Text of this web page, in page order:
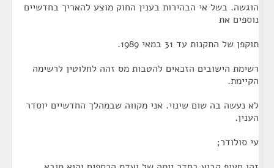
הוגשה. בשל אי הבהירות בענין החוק מוצע להאריך בחדשיים
נוספים את
תוקפן של התקנות עד 31 במאי 1989.
רשימת הישובים הזכאים להטבות מס זהה לחלוטין לרשימה
הקיימת.
לא נעשה בה שום שינוי. אני מקווה שבמהלך החדשיים יוסדר
הענין.
עי סולודר;